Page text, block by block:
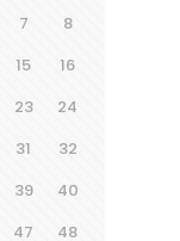
7
8
15
16
23
24
31
32
39
40
47
48